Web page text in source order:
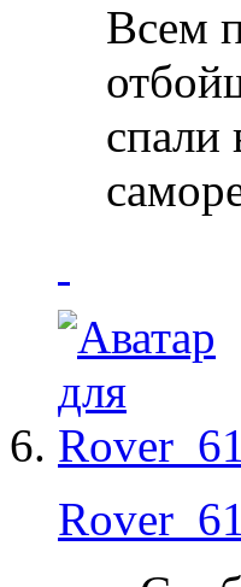
Всем
спали